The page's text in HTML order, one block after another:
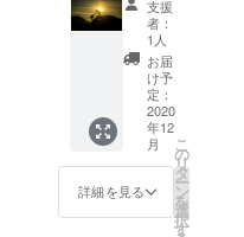
ナルピ
ザも出
品出来
ます！
(材料費
別途) 商
品お渡
し・お
会計に
加え、
〈NEXT
GOAL
〉 ネク
スト
ゴール
達成の
為に手
を差し
伸べて
くださ
る方の
コース
支援
者：
1人
お届
け予
定：
2020
年12
月
詳細を見る
こ
の
リ
タ
ー
ン
を
選
択
す